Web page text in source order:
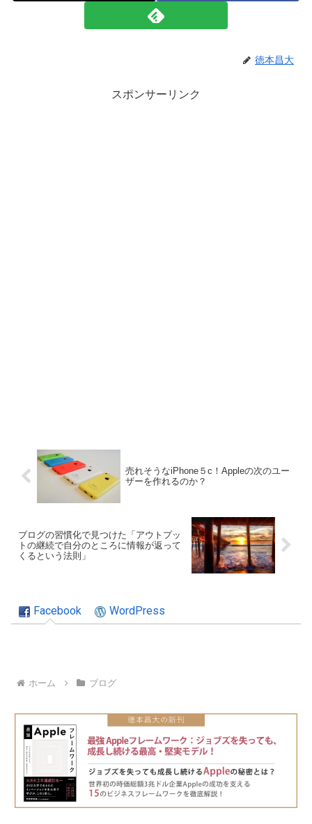
徳本昌大
スポンサーリンク
売れそうなiPhone５c！Appleの次のユー
ザーを作れるのか？
ブログの習慣化で見つけた「アウトプッ
トの継続で自分のところに情報が返って
くるという法則」
Facebook WordPress
ホーム ブログ